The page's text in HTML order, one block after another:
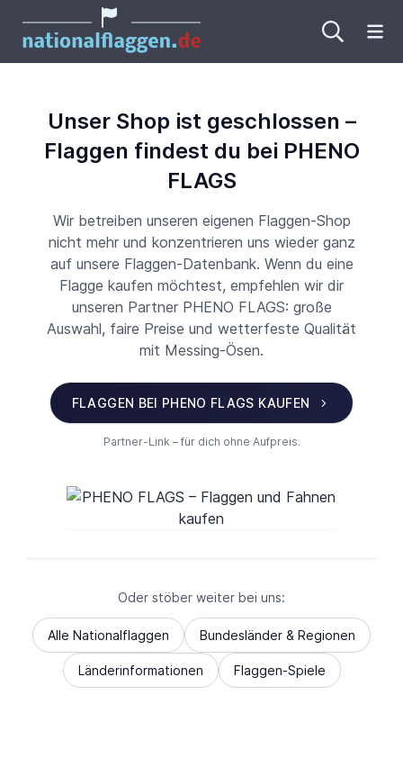
Unser Shop ist geschlossen –
Flaggen findest du bei PHENO
FLAGS
Wir betreiben unseren eigenen Flaggen-Shop
nicht mehr und konzentrieren uns wieder ganz
auf unsere Flaggen-Datenbank. Wenn du eine
Flagge kaufen möchtest, empfehlen wir dir
unseren Partner PHENO FLAGS: große
Auswahl, faire Preise und wetterfeste Qualität
mit Messing-Ösen.
FLAGGEN BEI PHENO FLAGS KAUFEN
Partner-Link – für dich ohne Aufpreis.
Oder stöber weiter bei uns:
Alle Nationalflaggen Bundesländer & Regionen
Länderinformationen Flaggen-Spiele